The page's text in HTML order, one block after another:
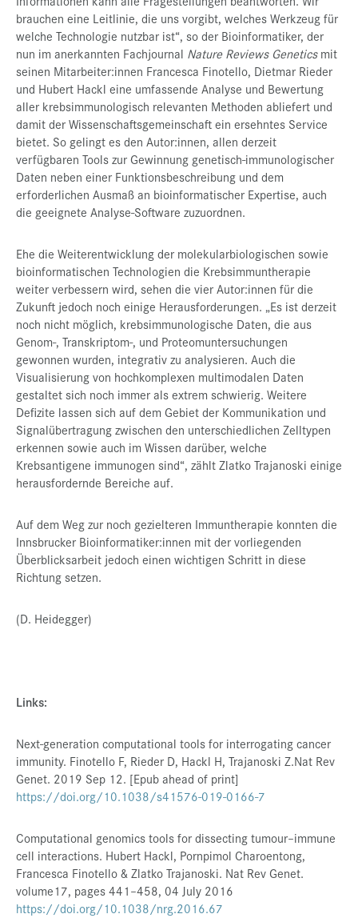
brauchen eine Leitlinie, die uns vorgibt, welches Werkzeug für
welche Technologie nutzbar ist“, so der Bioinformatiker, der
nun im anerkannten Fachjournal Nature Reviews Geneticsmit
seinen Mitarbeiter:innen Francesca Finotello, Dietmar Rieder
und Hubert Hackl eine umfassende Analyse und Bewertung
aller krebsimmunologisch relevanten Methoden abliefert und
damit der Wissenschaftsgemeinschaft ein ersehntes Service
bietet. So gelingt es den Autor:innen, allen derzeit
verfügbaren Tools zur Gewinnung genetisch-immunologischer
Daten neben einer Funktionsbeschreibung und dem
erforderlichen Ausmaß an bioinformatischer Expertise, auch
die geeignete Analyse-Software zuzuordnen.
Ehe die Weiterentwicklung der molekularbiologischen sowie
bioinformatischen Technologien die Krebsimmuntherapie
weiter verbessern wird, sehen die vier Autor:innen für die
Zukunft jedoch noch einige Herausforderungen. „Es ist derzeit
noch nicht möglich, krebsimmunologische Daten, die aus
Genom-, Transkriptom-, und Proteomuntersuchungen
gewonnen wurden, integrativ zu analysieren. Auch die
Visualisierung von hochkomplexen multimodalen Daten
gestaltet sich noch immer als extrem schwierig. Weitere
Defizite lassen sich auf dem Gebiet der Kommunikation und
Signalübertragung zwischen den unterschiedlichen Zelltypen
erkennen sowie auch im Wissen darüber, welche
Krebsantigene immunogen sind“, zählt Zlatko Trajanoski einige
herausfordernde Bereiche auf.
Auf dem Weg zur noch gezielteren Immuntherapie konnten die
Innsbrucker Bioinformatiker:innen mit der vorliegenden
Überblicksarbeit jedoch einen wichtigen Schritt in diese
Richtung setzen.
(D. Heidegger)
Links:
Next-generation computational tools for interrogating cancer
immunity. Finotello F, Rieder D, Hackl H, Trajanoski Z.Nat Rev
Genet. 2019 Sep 12. [Epub ahead of print]
https://doi.org/10.1038/s41576-019-0166-7
Computational genomics tools for dissecting tumour–immune
cell interactions. Hubert Hackl, Pornpimol Charoentong,
Francesca Finotello & Zlatko Trajanoski. Nat Rev Genet.
volume17, pages 441–458, 04 July 2016
https://doi.org/10.1038/nrg.2016.67